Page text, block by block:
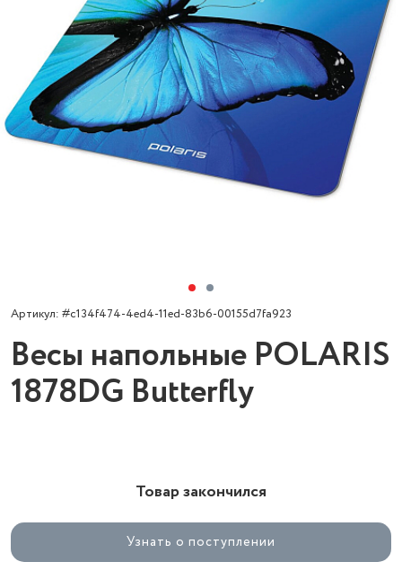
Артикул: #c134f474-4ed4-11ed-83b6-00155d7fa923
Весы напольные POLARIS
1878DG Butterfly
Товар закончился
Узнать о поступлении